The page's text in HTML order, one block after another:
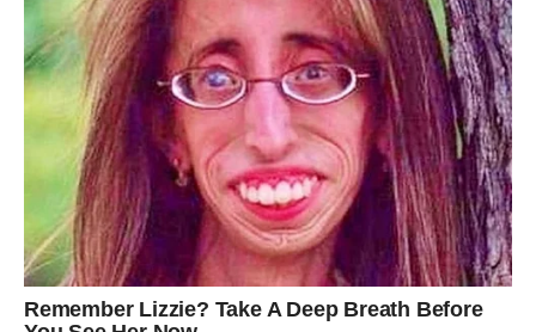
Ljubav posle velikog brodoloma
dobija potpuno novo značenje
Ako ste slobodni, nakon perioda tuge dolazi poznanstvo
koje će vas potpuno iznenaditi.